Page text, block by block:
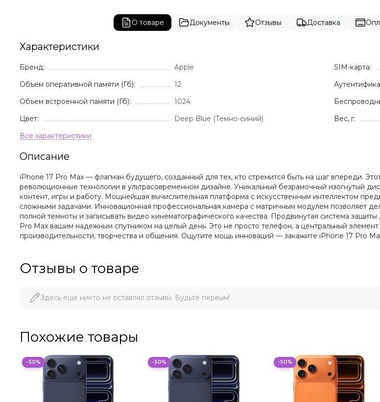
О товаре Документы Отзывы Доставка
Характеристики
Бренд:
Apple
Объем оперативной памяти (Гб):
12
Объем встроенной памяти (Гб):
1024
Цвет:
Deep Blue (Темно-синий)
SIM-карта:
Вес, г:
Описание
iPhone 17 Pro Max — флагман будущего, созданный для тех, кто стремится быть на шаг впереди.
революционные технологии в ультрасовременном дизайне. Уникальный безрамочный изогнутый
контент, игры и работу. Мощнейшая вычислительная платформа с искусственным интеллектом
сложными задачами. Инновационная профессиональная камера с матричным модулем позволяет
полной темноты и записывать видео кинематографического качества. Продвинутая система
Pro Max вашим надежным спутником на целый день. Это не просто телефон, а центральный
производительности, творчества и общения. Ощутите мощь инноваций — закажите iPhone 17 Pro
Отзывы о товаре
Здесь еще никто не оставлял отзывы. Будьте первым!
Похожие товары
−50% −50% −50%